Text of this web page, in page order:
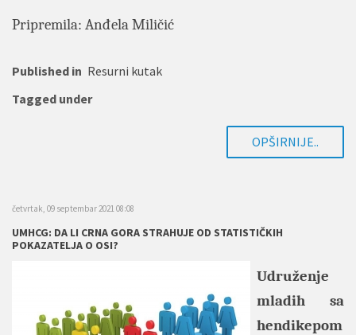
Pripremila: Anđela Miličić
Published in Resurni kutak
Tagged under
OPŠIRNIJE..
četvrtak, 09 septembar 2021 08:08
UMHCG: DA LI CRNA GORA STRAHUJE OD STATISTIČKIH
POKAZATELJA O OSI?
Udruženje
mladih sa
hendikepom